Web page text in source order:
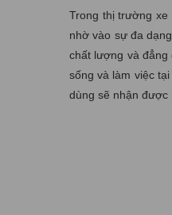
Trong thị trường xe
nhờ vào sự đa
chất lượng và đẳng
sống và làm việc
dùng sẽ nhận được